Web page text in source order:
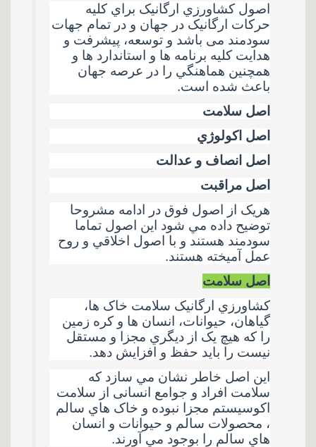
اصول کشاورزي ارگانيک براي کليه
حرکات ارگانيک در جهان و در تمام جهات
سودمند می باشد و توسعه، پيشرفت و
هدايت کليه برنامه ها و استاندارد ها و
همچنين هماهنگي را در عرصه جهان
باعث شده است.
اصل سلامت
اصل اکولوژي
اصل انصاف و عدالت
اصل مراقبت
هريک از اصول فوق در ادامه مشروحا
توضيح داده مي شود اين اصول تماما
سودمند هستند و با اصول اخلاقي و روح
عمل آميخته هستند.
اصل سلامت
کشاورزي ارگانيک سلامت خاک ها،
گياهان، حيوانات، انسان ها و کره زمين
را که هيچ يک از ديگري مجزا و مستقل
نيست را باید حفظ و افزايش دهد.
اين اصل خاطر نشان مي سازد که
سلامت افراد و جوامع انسانی از سلامت
اکوسيستم مجزا نبوده و خاک هاي سالم
، محصولات سالم و حيوانات و انسان
هاي سالم را بوجود مي آورند.